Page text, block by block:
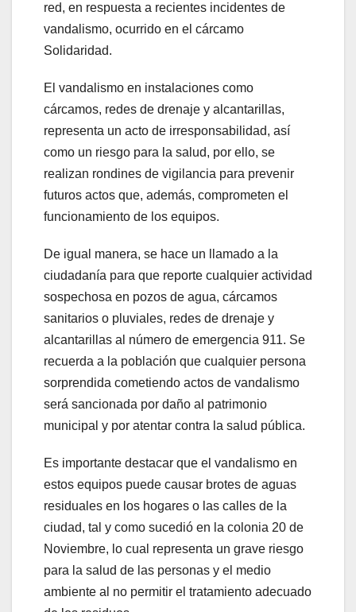
red, en respuesta a recientes incidentes de
vandalismo, ocurrido en el cárcamo
Solidaridad.
El vandalismo en instalaciones como
cárcamos, redes de drenaje y alcantarillas,
representa un acto de irresponsabilidad, así
como un riesgo para la salud, por ello, se
realizan rondines de vigilancia para prevenir
futuros actos que, además, comprometen el
funcionamiento de los equipos.
De igual manera, se hace un llamado a la
ciudadanía para que reporte cualquier actividad
sospechosa en pozos de agua, cárcamos
sanitarios o pluviales, redes de drenaje y
alcantarillas al número de emergencia 911. Se
recuerda a la población que cualquier persona
sorprendida cometiendo actos de vandalismo
será sancionada por daño al patrimonio
municipal y por atentar contra la salud pública.
Es importante destacar que el vandalismo en
estos equipos puede causar brotes de aguas
residuales en los hogares o las calles de la
ciudad, tal y como sucedió en la colonia 20 de
Noviembre, lo cual representa un grave riesgo
para la salud de las personas y el medio
ambiente al no permitir el tratamiento adecuado